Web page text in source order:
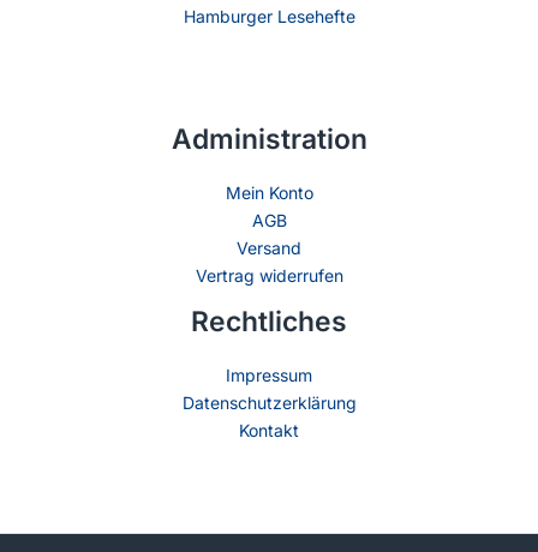
Hamburger Lesehefte
Administration
Mein Konto
AGB
Versand
Vertrag widerrufen
Rechtliches
Impressum
Datenschutzerklärung
Kontakt